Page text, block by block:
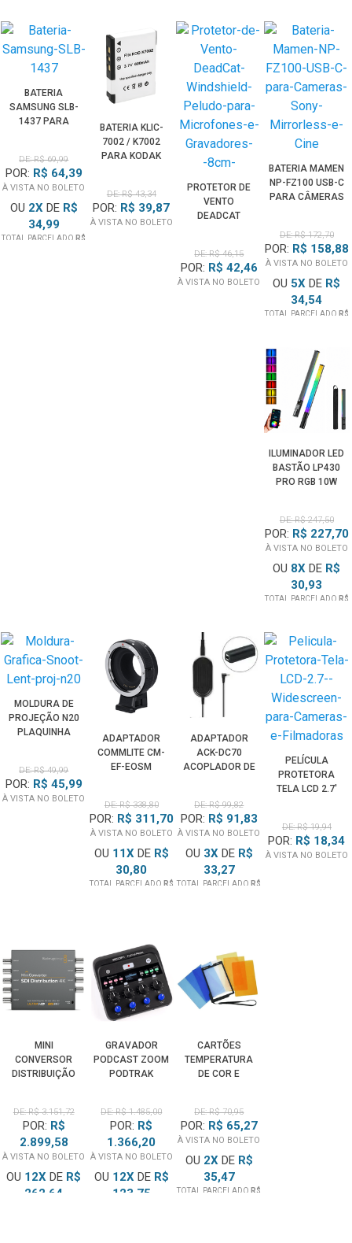
BATERIA
SAMSUNG SLB-
1437 PARA
DE: R$ 69,99
POR: R$ 64,39
À VISTA NO BOLETO
OU 2XDE R$
34,99
TOTAL PARCELADOR$
BATERIA KLIC-
7002 / K7002
PARA KODAK
DE: R$ 43,34
POR: R$ 39,87
À VISTA NO BOLETO
PROTETOR DE
VENTO
DEADCAT
MICROFONES E
GRAVADORES
(8CM)
DE: R$ 46,15
POR: R$ 42,46
À VISTA NO BOLETO
BATERIA MAMEN
NP-FZ100 USB-C
PARA CÂMERAS
CINE
DE: R$ 172,70
POR: R$ 158,88
À VISTA NO BOLETO
OU 5X DE R$
34,54
TOTAL PARCELADO R$
ILUMINADOR LED
BASTÃO LP430
PRO RGB 10W
BATERIA
INTERNA
DE: R$ 247,50
POR: R$ 227,70
À VISTA NO BOLETO
OU 8X DE R$
30,93
TOTAL PARCELADO R$
MOLDURA DE
PROJEÇÃO N20
PLAQUINHA
SPOTLIGHT
MG06 PRO
DE: R$ 49,99
POR: R$ 45,99
À VISTA NO BOLETO
ADAPTADOR
COMMLITE CM-
EF-EOSM
CÂMERAS
CANON EOS-M
COM FOCO
ELETRÔNICO
DE: R$ 338,80
POR: R$ 311,70
À VISTA NO BOLETO
OU 11XDE R$
30,80
TOTAL PARCELADO R$
ADAPTADOR
ACK-DC70
ACOPLADOR DE
POWERSHOT
(BIVOLT)
DE: R$ 99,82
POR: R$ 91,83
À VISTA NO BOLETO
OU 3XDE R$
33,27
TOTAL PARCELADOR$
PELÍCULA
PROTETORA
TELA LCD 2.7'
E FILMADORAS
DE: R$ 19,94
POR: R$ 18,34
À VISTA NO BOLETO
MINI
CONVERSOR
DISTRIBUIÇÃO
DESIGN
DE: R$ 3.151,72
POR: R$
2.899,58
À VISTA NO BOLETO
OU 12X DE R$
262,64
GRAVADOR
PODCAST ZOOM
PODTRAK
MULTITRACK
DE: R$ 1.485,00
POR: R$
1.366,20
À VISTA NO BOLETO
OU 12XDE R$
123,75
CARTÕES
TEMPERATURA
DE COR E
NÍVEIS
DE: R$ 70,95
POR: R$ 65,27
À VISTA NO BOLETO
OU 2XDE R$
35,47
TOTAL PARCELADOR$